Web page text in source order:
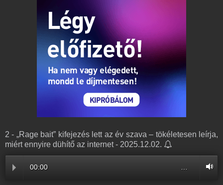
2 - „Rage bait” kifejezés lett az év szava – tökéletesen leírja,
miért ennyire dühítő az internet - 2025.12.02.
00:00